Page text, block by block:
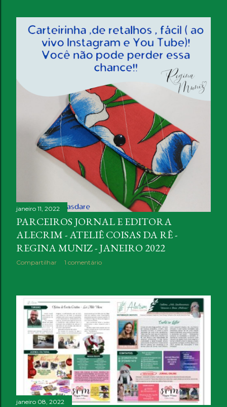
janeiro 11, 2022
PARCEIROS JORNAL E EDITORA
ALECRIM - ATELIÊ COISAS DA RÊ -
REGINA MUNIZ - JANEIRO 2022
Compartilhar 1 comentário
janeiro 08, 2022